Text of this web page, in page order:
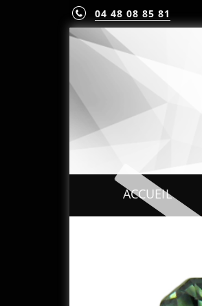
04 48 08 85 81
ACCUEIL